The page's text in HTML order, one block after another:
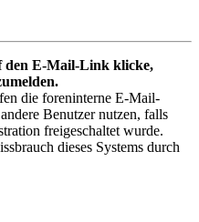
den E-Mail-Link klicke,
die foreninterne E-Mail-
Benutzer nutzen, falls
freigeschaltet wurde.
dieses Systems durch